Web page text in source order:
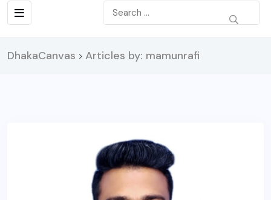
DhakaCanvas > Articles by: mamunrafi